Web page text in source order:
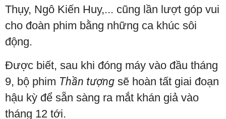
Thụy, Ngô Kiến Huy,... cũng lần lượt góp vui
cho đoàn phim bằng những ca khúc sôi
động.
Được biết, sau khi đóng máy vào đầu tháng
9, bộ phim Thần tượng sẽ hoàn tất giai đoạn
hậu kỳ để sẵn sàng ra mắt khán giả vào
tháng 12 tới.